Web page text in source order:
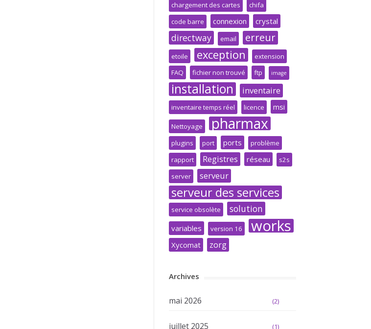
chargement des cartes
chifa
code barre
connexion crystal
directway email erreur
etoile exception
extension
FAQ
fichier non trouvé ftp image
installation inventaire
inventaire temps réel licence msi
Nettoyage pharmax
plugins port ports
problème
rapport
Registres réseau
s2s
server
serveur
serveur des services
service obsolète solution
variables version 16 works
Xycomat zorg
Archives
mai 2026 (2)
juillet 2025 (1)